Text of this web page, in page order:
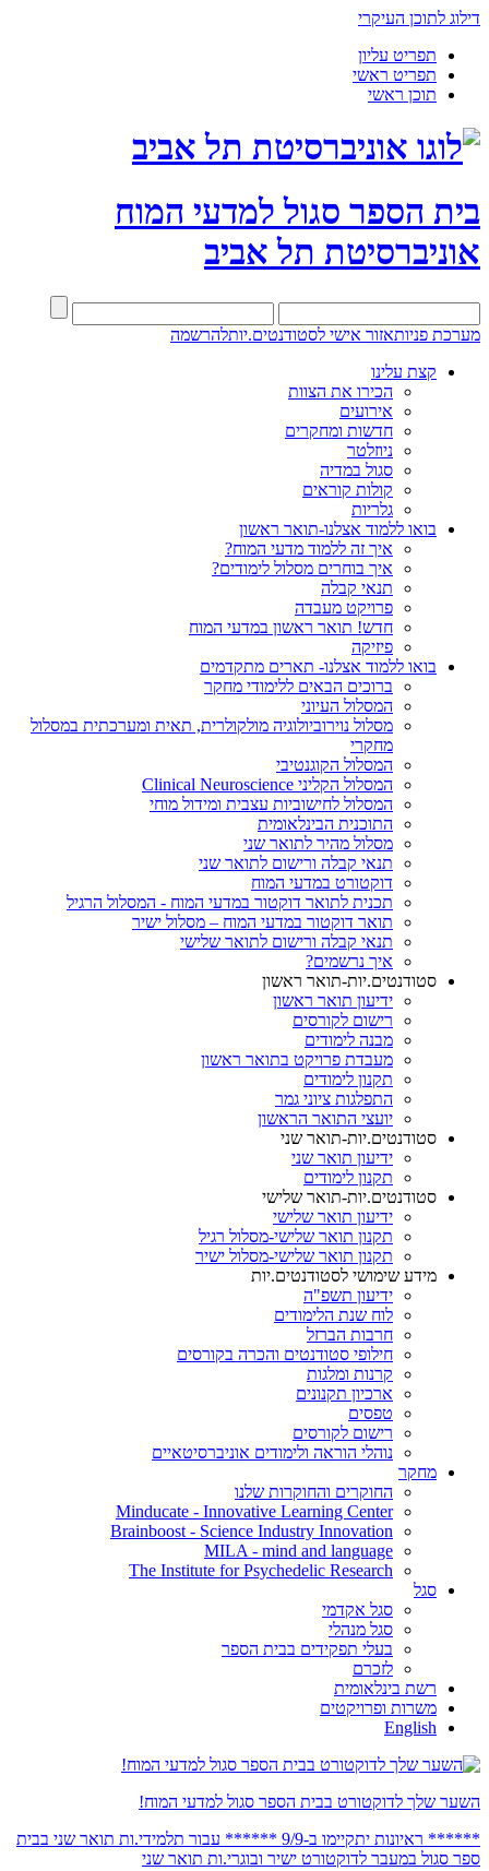
דילוג לתוכן העיקרי
תפריט עליון
תפריט ראשי
תוכן ראשי
בית הספר סגול למדעי המוח
אוניברסיטת תל אביב
מערכת פניותאזור אישי לסטודנטים.יותלהרשמה
קצת עלינו
הכירו את הצוות
אירועים
חדשות ומחקרים
ניוזלטר
סגול במדיה
קולות קוראים
גלריות
בואו ללמוד אצלנו-תואר ראשון
איך זה ללמוד מדעי המוח?
איך בוחרים מסלול לימודים?
תנאי קבלה
פרויקט מעבדה
חדש! תואר ראשון במדעי המוח
פיזיקה
בואו ללמוד אצלנו- תארים מתקדמים
ברוכים הבאים ללימודי מחקר
המסלול העיוני
מסלול נוירוביולוגיה מולקולרית, תאית ומערכתית במסלול
מחקרי
המסלול הקוגנטיבי
המסלול הקליני Clinical Neuroscience
המסלול לחישוביות עצבית ומידול מוחי
התוכנית הבינלאומית
מסלול מהיר לתואר שני
תנאי קבלה ורישום לתואר שני
דוקטורט במדעי המוח
תכנית לתואר דוקטור במדעי המוח - המסלול הרגיל
תואר דוקטור במדעי המוח – מסלול ישיר
תנאי קבלה ורישום לתואר שלישי
איך נרשמים?
סטודנטים.יות-תואר ראשון
ידיעון תואר ראשון
רישום לקורסים
מבנה לימודים
מעבדת פרויקט בתואר ראשון
תקנון לימודים
התפלגות ציוני גמר
יועצי התואר הראשון
סטודנטים.יות-תואר שני
ידיעון תואר שני
תקנון לימודים
סטודנטים.יות-תואר שלישי
ידיעון תואר שלישי
תקנון תואר שלישי-מסלול רגיל
תקנון תואר שלישי-מסלול ישיר
מידע שימושי לסטודנטים.יות
ידיעון תשפ"ה
לוח שנת הלימודים
חרבות הברזל
חילופי סטודנטים והכרה בקורסים
קרנות ומלגות
ארכיון תקנונים
טפסים
רישום לקורסים
נוהלי הוראה ולימודים אוניברסיטאיים
מחקר
החוקרים והחוקרות שלנו
Minducate - Innovative Learning Center
Brainboost - Science Industry Innovation
MILA - mind and language
The Institute for Psychedelic Research
סגל
סגל אקדמי
סגל מנהלי
בעלי תפקידים בבית הספר
לזכרם
רשת בינלאומית
משרות ופרויקטים
English
השער שלך לדוקטורט בבית הספר סגול למדעי המוח!
****** ראיונות יתקיימו ב-9/9 ****** עבור תלמידי.ות תואר שני בבית
ספר סגול במעבר לדוקטורט ישיר ובוגרי.ות תואר שני